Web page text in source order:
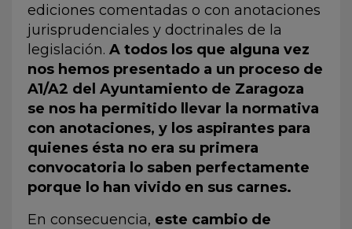
ediciones comentadas o con anotaciones
jurisprudenciales y doctrinales de la
legislación. A todos los que alguna vez
nos hemos presentado a un proceso de
A1/A2 del Ayuntamiento de Zaragoza
se nos ha permitido llevar la normativa
con anotaciones, y los aspirantes para
quienes ésta no era su primera
convocatoria lo saben perfectamente
porque lo han vivido en sus carnes.
En consecuencia, este cambio de